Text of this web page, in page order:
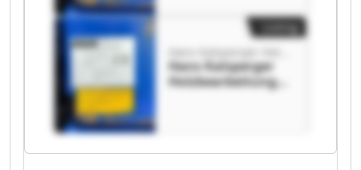
Holzbearbeitungs
Hans Kalsperger
Holzbearbeitungs
maschinen Hans